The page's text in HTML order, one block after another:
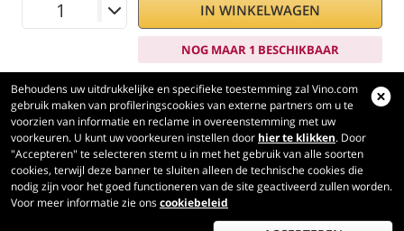
IN WINKELWAGEN
NOG MAAR 1 BESCHIKBAAR
Behoudens uw uitdrukkelijke en specifieke toestemming zal Vino.com
gebruik maken van profileringscookies van externe partners om u te
voorzien van informatie en reclame in overeenstemming met uw
voorkeuren. U kunt uw voorkeuren instellen door hier te klikken. Door
"Accepteren" te selecteren stemt u in met het gebruik van alle soorten
cookies, terwijl deze banner te sluiten alleen de technische cookies die
nodig zijn voor het goed functioneren van de site geactiveerd zullen worden.
Voor meer informatie zie onscookiebeleid
Vino.com
Made with
in Tuscany
Pagina verwerkt in 204 ms
production-front-2-1Copyright © 2026 VINO.COM 3ND S.r.l.
P.IVA IT06031960484 REA FI 594577 Cap. Soc. 345.772,16 € i.v.